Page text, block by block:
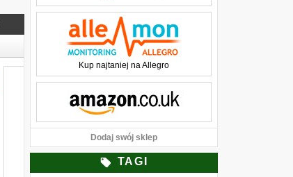
Kup najtaniej na Allegro
Dodaj swój sklep
TAGI